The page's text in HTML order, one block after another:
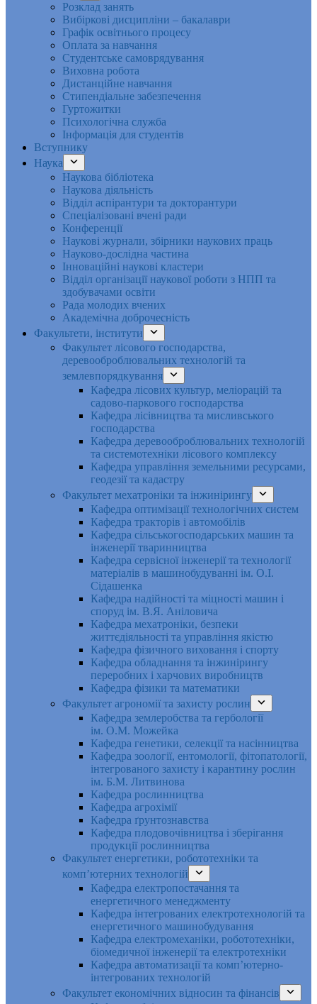
Розклад занять
Вибіркові дисципліни – бакалаври
Графік освітнього процесу
Оплата за навчання
Студентське самоврядування
Виховна робота
Дистанційне навчання
Стипендіальне забезпечення
Гуртожитки
Психологічна служба
Інформація для студентів
Вступнику
Наука
Наукова бібліотека
Наукова діяльність
Відділ аспірантури та докторантури
Спеціалізовані вчені ради
Конференції
Наукові журнали, збірники наукових праць
Науково-дослідна частина
Інноваційні наукові кластери
Відділ організації наукової роботи з НПП та
здобувачами освіти
Рада молодих вчених
Академічна доброчесність
Факультети, інститути
Факультет лісового господарства,
деревооброблювальних технологій та
землевпорядкування
Кафедра лісових культур, меліорацій та
садово-паркового господарства
Кафедра лісівництва та мисливського
господарства
Кафедра деревооброблювальних технологій
та системотехніки лісового комплексу
Кафедра управління земельними ресурсами,
геодезії та кадастру
Факультет мехатроніки та інжинірингу
Кафедра оптимізації технологічних систем
Кафедра тракторів і автомобілів
Кафедра сільськогосподарських машин та
інженерії тваринництва
Кафедра cервісної інженерії та технології
матеріалів в машинобудуванні ім. О.І.
Сідашенка
Кафедра надійності та міцності машин і
споруд ім. В.Я. Аніловича
Кафедра мехатроніки, безпеки
життєдіяльності та управління якістю
Кафедра фізичного виховання і спорту
Кафедра обладнання та інжинірингу
переробних і харчових виробництв
Кафедра фізики та математики
Факультет агрономії та захисту рослин
Кафедра землеробства та гербології
ім. О.М. Можейка
Кафедра генетики, селекції та насінництва
Кафедра зоології, ентомології, фітопатології,
інтегрованого захисту і карантину рослин
ім. Б.М. Литвинова
Кафедра рослинництва
Кафедра агрохімії
Кафедра ґрунтознавства
Кафедра плодовочівництва і зберігання
продукції рослинництва
Факультет енергетики, робототехніки та
комп’ютерних технологій
Кафедра електропостачання та
енергетичного менеджменту
Кафедра інтегрованих електротехнологій та
енергетичного машинобудування
Кафедра електромеханіки, робототехніки,
біомедичної інженерії та електротехніки
Кафедра автоматизації та комп’ютерно-
інтегрованих технологій
Факультет економічних відносин та фінансів